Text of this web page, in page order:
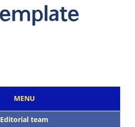
MENU
Editorial team